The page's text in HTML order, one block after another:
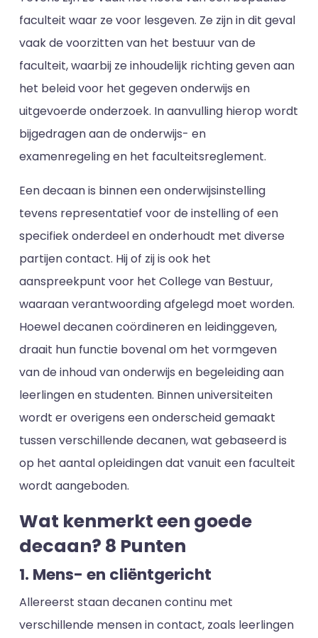
faculteit waar ze voor lesgeven. Ze zijn in dit geval
vaak de voorzitten van het bestuur van de
faculteit, waarbij ze inhoudelijk richting geven aan
het beleid voor het gegeven onderwijs en
uitgevoerde onderzoek. In aanvulling hierop wordt
bijgedragen aan de onderwijs- en
examenregeling en het faculteitsreglement.
Een decaan is binnen een onderwijsinstelling
tevens representatief voor de instelling of een
specifiek onderdeel en onderhoudt met diverse
partijen contact. Hij of zij is ook het
aanspreekpunt voor het College van Bestuur,
waaraan verantwoording afgelegd moet worden.
Hoewel decanen coördineren en leidinggeven,
draait hun functie bovenal om het vormgeven
van de inhoud van onderwijs en begeleiding aan
leerlingen en studenten. Binnen universiteiten
wordt er overigens een onderscheid gemaakt
tussen verschillende decanen, wat gebaseerd is
op het aantal opleidingen dat vanuit een faculteit
wordt aangeboden.
Wat kenmerkt een goede
decaan? 8 Punten
1. Mens- en cliëntgericht
Allereerst staan decanen continu met
verschillende mensen in contact, zoals leerlingen